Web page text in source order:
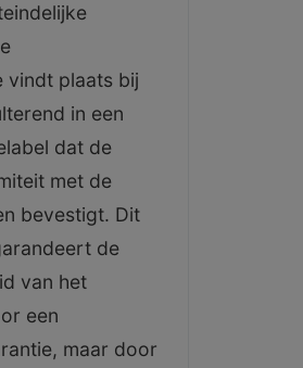
vindt plaats bij
in een
dat de
met de
bevestigt. Dit
de
van het
een
maar door